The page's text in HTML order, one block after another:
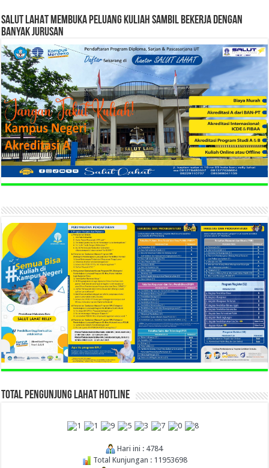
SALUT LAHAT MEMBUKA PELUANG KULIAH SAMBIL BEKERJA DENGAN
BANYAK JURUSAN
TOTAL PENGUNJUNG LAHAT HOTLINE
Hari ini : 4784
Total Kunjungan : 11953698